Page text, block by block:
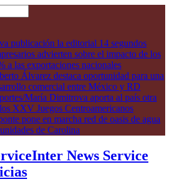
publicación la editorial 14 segundos
advierten sobre el impacto de los
a las exportaciones nacionales
Álvarez destaca oportunidad para una
comercial entre México y RD
María Dimitrova aporta al país otra
XXV Juegos Centroamericanos
pone en marcha red de oasis de agua
de Carolina
Inter News Service